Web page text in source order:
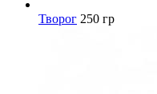
Творог 250 гр